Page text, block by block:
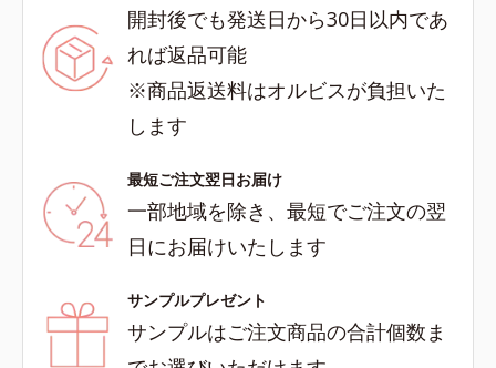
開封後でも発送日から30日以内であ
れば返品可能
※商品返送料はオルビスが負担いた
します
最短ご注文翌日お届け
一部地域を除き、最短でご注文の翌
日にお届けいたします
サンプルプレゼント
サンプルはご注文商品の合計個数ま